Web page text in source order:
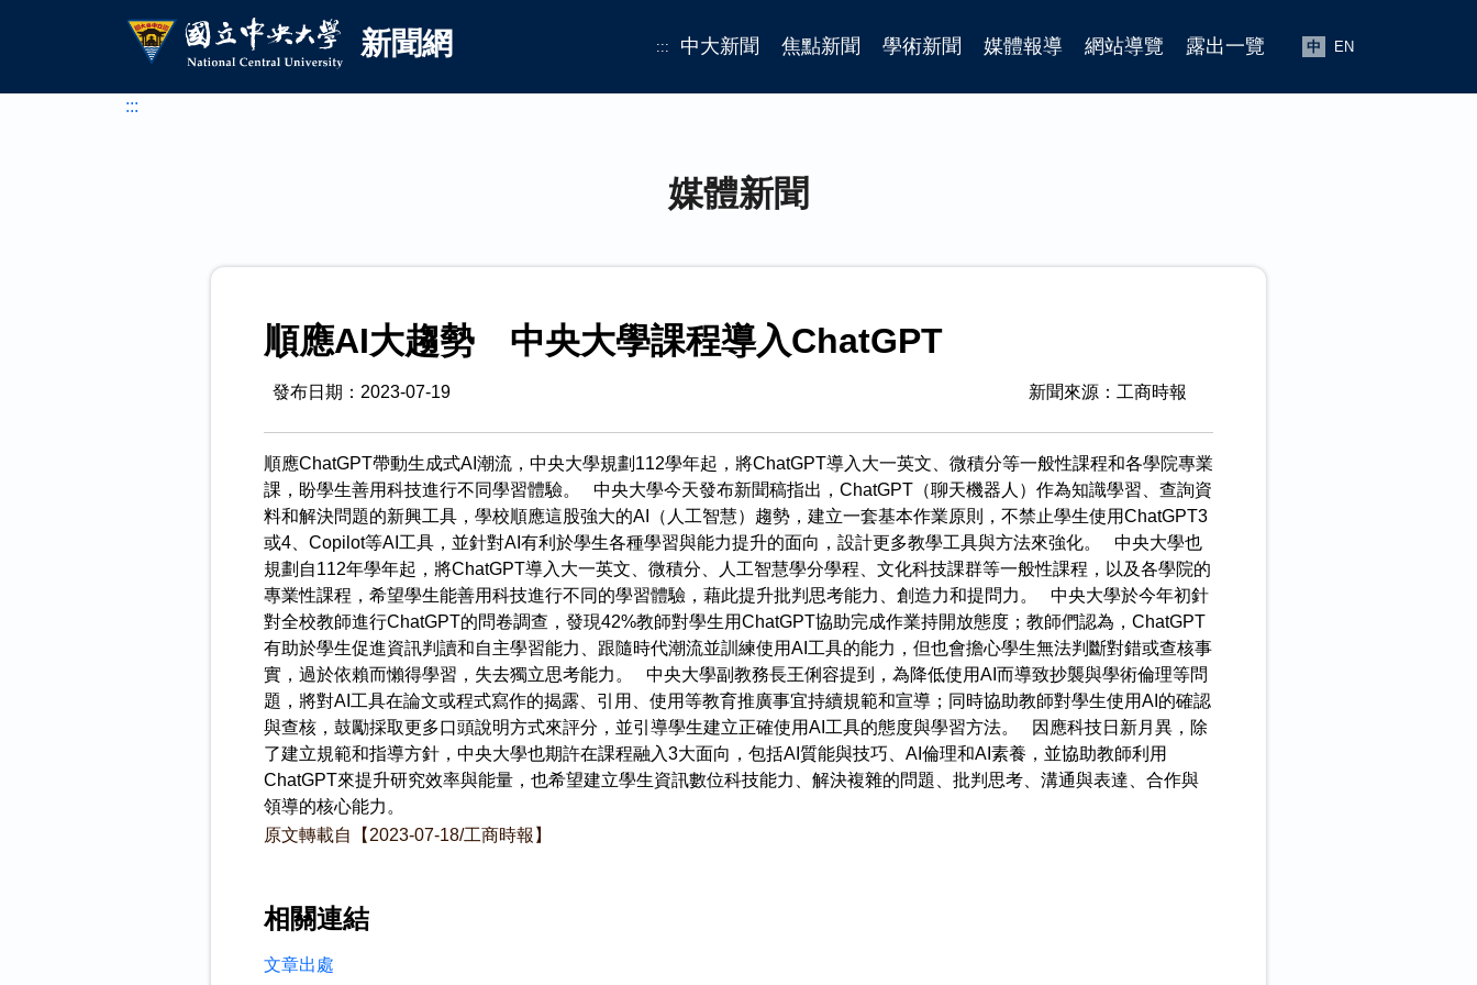
國立中央大學新聞網新聞網 ::: 中大新聞 焦點新聞 學術新聞 媒體報導 網站導覽 露出一覽 中 EN
:::
媒體新聞
順應AI大趨勢 中央大學課程導入ChatGPT
發布日期：2023-07-19 新聞來源：工商時報
順應ChatGPT帶動生成式AI潮流，中央大學規劃112學年起，將ChatGPT導入大一英文、微積分等一般性課程和各學院專業
課，盼學生善用科技進行不同學習體驗。 中央大學今天發布新聞稿指出，ChatGPT（聊天機器人）作為知識學習、查詢資
料和解決問題的新興工具，學校順應這股強大的AI（人工智慧）趨勢，建立一套基本作業原則，不禁止學生使用ChatGPT3
或4、Copilot等AI工具，並針對AI有利於學生各種學習與能力提升的面向，設計更多教學工具與方法來強化。 中央大學也
規劃自112年學年起，將ChatGPT導入大一英文、微積分、人工智慧學分學程、文化科技課群等一般性課程，以及各學院的
專業性課程，希望學生能善用科技進行不同的學習體驗，藉此提升批判思考能力、創造力和提問力。 中央大學於今年初針
對全校教師進行ChatGPT的問卷調查，發現42%教師對學生用ChatGPT協助完成作業持開放態度；教師們認為，ChatGPT
有助於學生促進資訊判讀和自主學習能力、跟隨時代潮流並訓練使用AI工具的能力，但也會擔心學生無法判斷對錯或查核事
實，過於依賴而懶得學習，失去獨立思考能力。 中央大學副教務長王俐容提到，為降低使用AI而導致抄襲與學術倫理等問
題，將對AI工具在論文或程式寫作的揭露、引用、使用等教育推廣事宜持續規範和宣導；同時協助教師對學生使用AI的確認
與查核，鼓勵採取更多口頭說明方式來評分，並引導學生建立正確使用AI工具的態度與學習方法。 因應科技日新月異，除
了建立規範和指導方針，中央大學也期許在課程融入3大面向，包括AI質能與技巧、AI倫理和AI素養，並協助教師利用
ChatGPT來提升研究效率與能量，也希望建立學生資訊數位科技能力、解決複雜的問題、批判思考、溝通與表達、合作與
領導的核心能力。
原文轉載自【2023-07-18/工商時報】
相關連結
文章出處